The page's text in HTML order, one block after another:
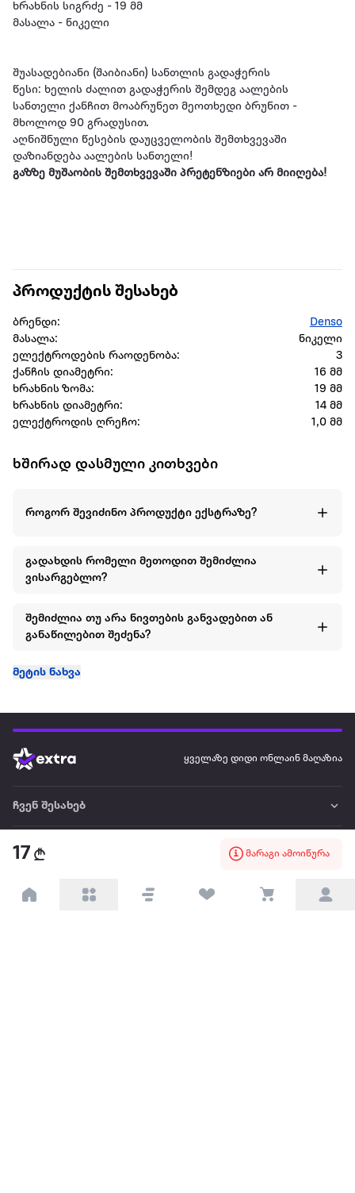
ხრახნის სიგრძე - 19 მმ
მასალა - ნიკელი
შუასადებიანი (შაიბიანი) სანთლის გადაჭერის
წესი: ხელის ძალით გადაჭერის შემდეგ აალების
სანთელი ქანჩით მოაბრუნეთ მეოთხედი ბრუნით -
მხოლოდ 90 გრადუსით.
აღნიშნული წესების დაუცველობის შემთხვევაში
დაზიანდება აალების სანთელი!
გაზზე მუშაობის შემთხვევაში პრეტენზიები არ მიიღება!
17 მარაგი ამოიწურა
პროდუქტის შესახებ
ბრენდი:
Denso
მასალა:
ნიკელი
ელექტროდების რაოდენობა:
3
ქანჩის დიამეტრი:
16 მმ
ხრახნის ზომა:
19 მმ
ხრახნის დიამეტრი:
14 მმ
ელექტროდის ღრეჩო:
1,0 მმ
ხშირად დასმული კითხვები
როგორ შევიძინო პროდუქტი ექსტრაზე?
გადახდის რომელი მეთოდით შემიძლია
ვისარგებლო?
შემიძლია თუ არა ნივთების განვადებით ან
განაწილებით შეძენა?
მეტის ნახვა
ყველაზე დიდი ონლაინ მაღაზია
ჩვენ შესახებ
წესები და პირობები
პარტნიორებისთვის